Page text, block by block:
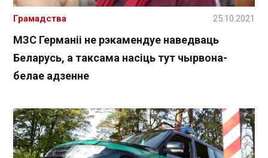
МЗС Германіі не рэкамендуе наведваць
Беларусь, а таксама насіць тут чырвона-
белае адзенне
Грамадства 25.10.2021